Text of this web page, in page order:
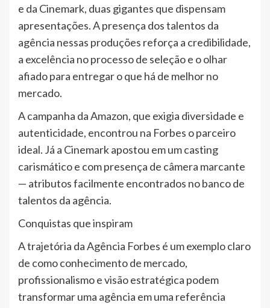
e da Cinemark, duas gigantes que dispensam
apresentações. A presença dos talentos da
agência nessas produções reforça a credibilidade,
a excelência no processo de seleção e o olhar
afiado para entregar o que há de melhor no
mercado.
A campanha da Amazon, que exigia diversidade e
autenticidade, encontrou na Forbes o parceiro
ideal. Já a Cinemark apostou em um casting
carismático e com presença de câmera marcante
— atributos facilmente encontrados no banco de
talentos da agência.
Conquistas que inspiram
A trajetória da Agência Forbes é um exemplo claro
de como conhecimento de mercado,
profissionalismo e visão estratégica podem
transformar uma agência em uma referência